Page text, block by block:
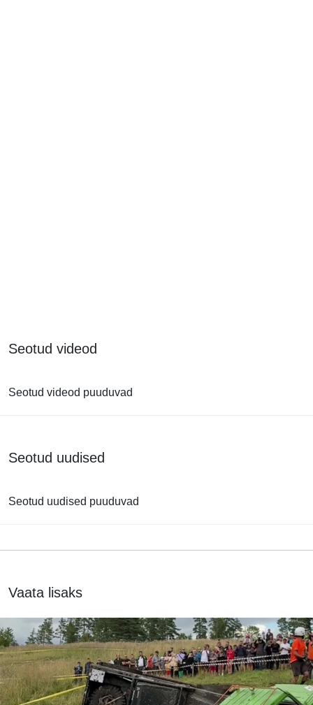
Seotud videod
Seotud videod puuduvad
Seotud uudised
Seotud uudised puuduvad
Vaata lisaks